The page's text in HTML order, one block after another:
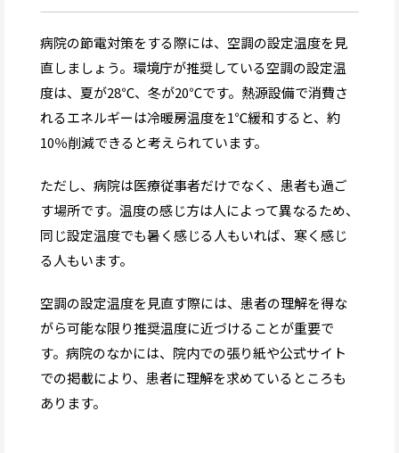
病院の節電対策をする際には、空調の設定温度を見
直しましょう。環境庁が推奨している空調の設定温
度は、夏が28℃、冬が20℃です。熱源設備で消費さ
れるエネルギーは冷暖房温度を1℃緩和すると、約
10％削減できると考えられています。
ただし、病院は医療従事者だけでなく、患者も過ご
す場所です。温度の感じ方は人によって異なるため、
同じ設定温度でも暑く感じる人もいれば、寒く感じ
る人もいます。
空調の設定温度を見直す際には、患者の理解を得な
がら可能な限り推奨温度に近づけることが重要で
す。病院のなかには、院内での張り紙や公式サイト
での掲載により、患者に理解を求めているところも
あります。